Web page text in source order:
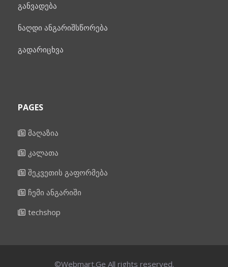
განვადება
ნაღდი ანგარიშსწორება
გადარიცხვა
PAGES
მაღაზია
კალათა
შეკვეთის გაფორმება
ჩემი ანგარიში
techshop
©Webmart.Ge All rights reserved.